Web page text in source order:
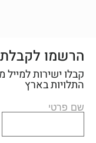
הרשמו לקבלת
קבלו ישירות למייל
התלויות בארץ
שם פרטי